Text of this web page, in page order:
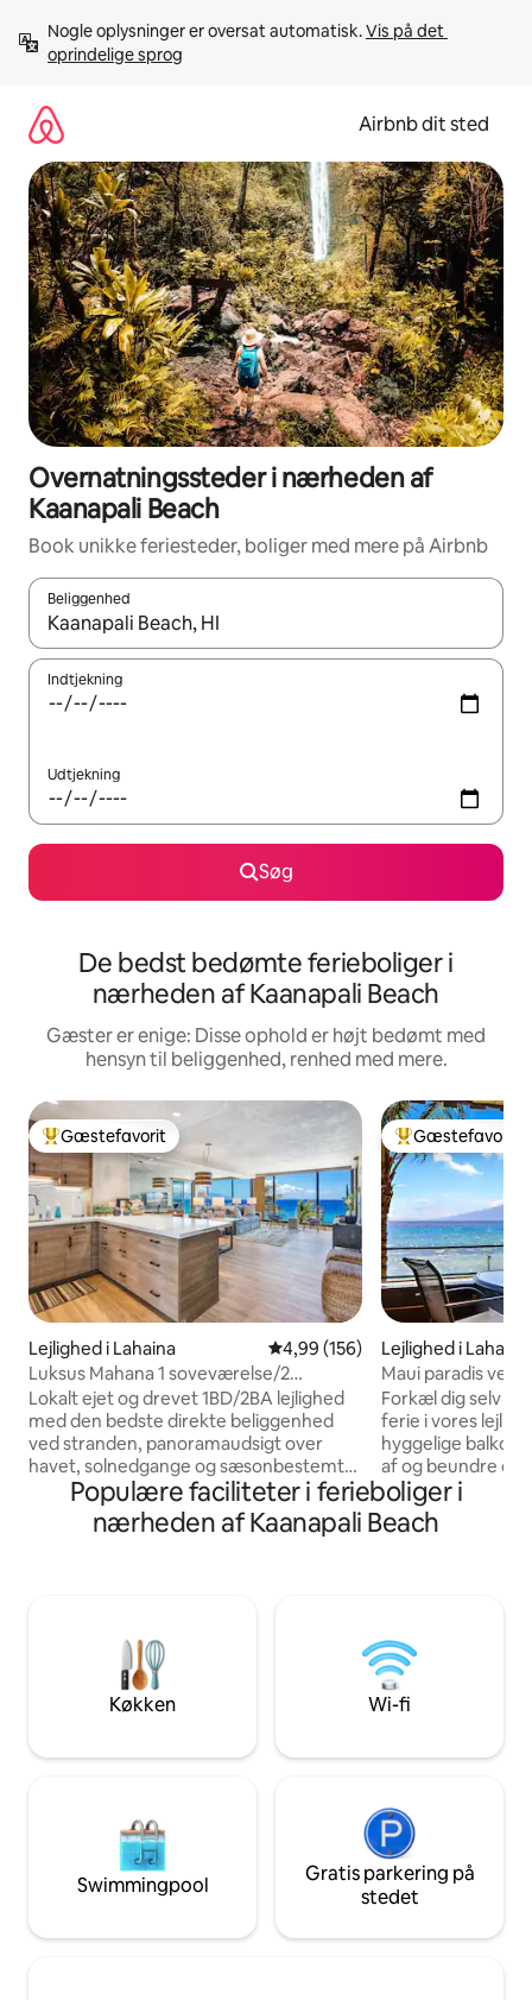
videre
Nogle oplysninger er oversat automatisk. Vis på det
oprindelige sprog
Airbnb dit sted
Overnatningssteder i nærheden af
Kaanapali Beach
Book unikke feriesteder, boliger med mere på Airbnb
Beliggenhed
Når resultaterne er tilgængelige, skal du navigere med
Indtjekning
Udtjekning
Søg
De bedst bedømte ferieboliger i
nærheden af Kaanapali Beach
Gæster er enige: Disse ophold er højt bedømt med
hensyn til beliggenhed, renhed med mere.
Bedste gæstefavorit
Gæstefavorit
Lejlighed i Lahaina 4,99 ud af 5 i gennemsnitlig
4,99 (156)
Luksus Mahana 1 soveværelse/2
badeværelser - fantastisk udsigt - gratis
parkering/WiFi
Lokalt ejet og drevet 1BD/2BA lejlighed
med den bedste direkte beliggenhed
ved stranden, panoramaudsigt over
havet, solnedgange og sæsonbestemt
hvalskue. Ejeren har ikke sparet på
noget i forbindelse med renoveringen af
denne enhed, hvilket gør den til en af de
bringer den fantastiske udsigt og varme
Maui-sol ind, mens central aircondition
holder dig kølig indenfor.
Bedste
Gæstefavorit
Lejlighed i Lahaina
Maui paradis ved
Forkæl dig selv
ferie i vores
hyggelige balkon
af og beundre
havet. Nip til din
en cocktail ved
havets legesyge
køkken har alt
tilberede en
Populære faciliteter i ferieboliger i
nærheden af Kaanapali Beach
Køkken Wi-fi
Swimmingpool
Gratis parkering på
stedet